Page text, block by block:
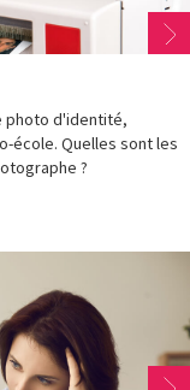
photo d'identité,
école. Quelles sont les
?